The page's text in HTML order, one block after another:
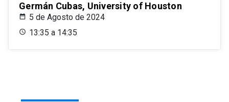
Germán Cubas, University of Houston
5 de Agosto de 2024
13:35 a 14:35